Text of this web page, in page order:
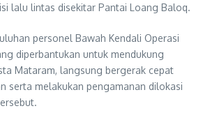
lalu lintas disekitar Pantai Loang Baloq.
personel Bawah Kendali Operasi
diperbantukan untuk mendukung
Mataram, langsung bergerak cepat
serta melakukan pengamanan dilokasi